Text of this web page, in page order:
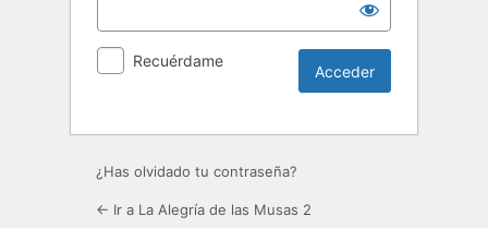
Recuérdame
¿Has olvidado tu contraseña?
← Ir a La Alegría de las Musas 2